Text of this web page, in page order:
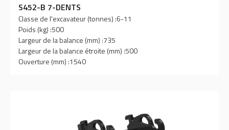
S452-B 7-DENTS
Classe de l'excavateur (tonnes) :6-11
Poids (kg) :500
Largeur de la balance (mm) :735
Largeur de la balance étroite (mm) :500
Ouverture (mm) :1540